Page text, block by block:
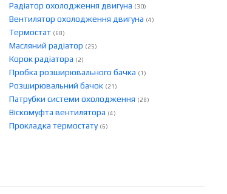
Радіатор охолодження двигуна (30)
Вентилятор охолодження двигуна (4)
Термостат (68)
Масляний радіатор (25)
Корок радіатора (2)
Пробка розширювального бачка (1)
Розширювальний бачок (21)
Патрубки системи охолодження (28)
Віскомуфта вентилятора (4)
Прокладка термостату (6)